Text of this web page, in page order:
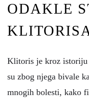
ODAKLE
Klitoris je kroz istoriju
su zbog njega bivale
mnogih bolesti, kako